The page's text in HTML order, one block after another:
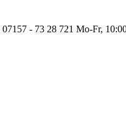
07157 - 73 28 721 Mo-Fr,